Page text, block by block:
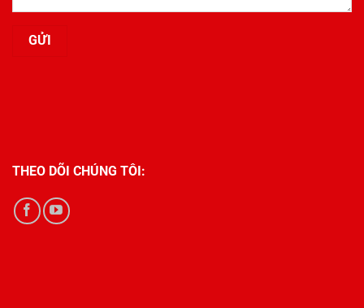
THEO DÕI CHÚNG TÔI: